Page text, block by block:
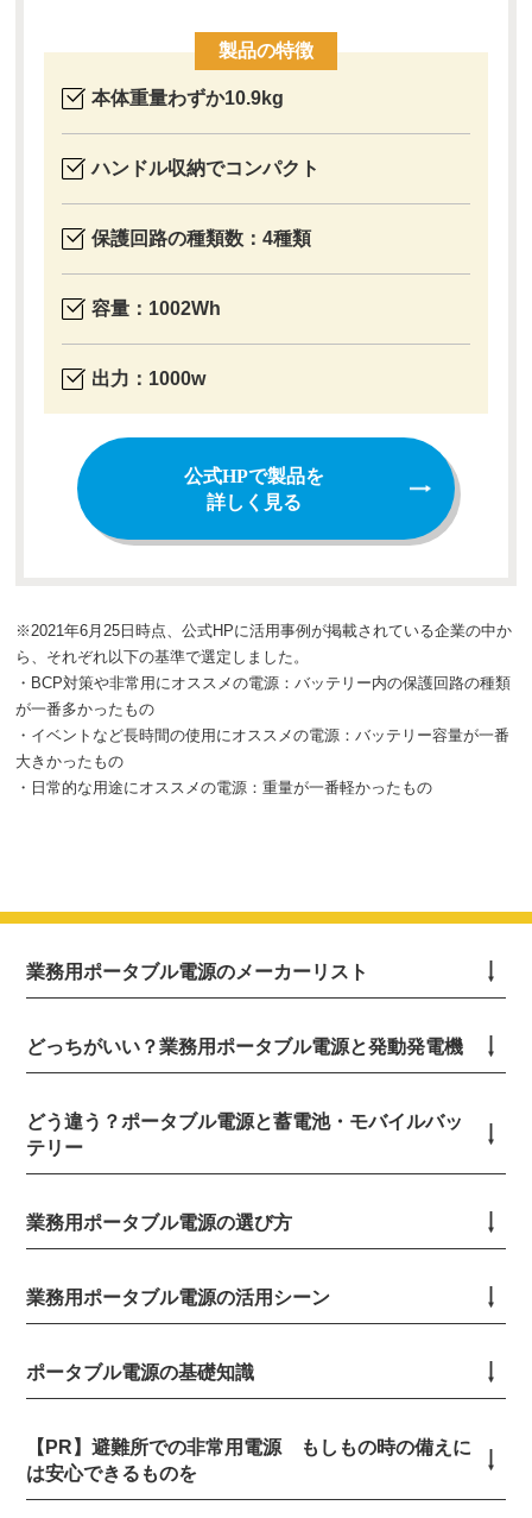
製品の特徴
本体重量わずか10.9kg
ハンドル収納でコンパクト
保護回路の種類数：4種類
容量：1002Wh
出力：1000w
公式HPで製品を
詳しく見る
※2021年6月25日時点、公式HPに活用事例が掲載されている企業の中か
ら、それぞれ以下の基準で選定しました。
・BCP対策や非常用にオススメの電源：バッテリー内の保護回路の種類
が一番多かったもの
・イベントなど長時間の使用にオススメの電源：バッテリー容量が一番
大きかったもの
・日常的な用途にオススメの電源：重量が一番軽かったもの
業務用ポータブル電源のメーカーリスト
どっちがいい？業務用ポータブル電源と発動発電機
どう違う？ポータブル電源と蓄電池・モバイルバッ
テリー
業務用ポータブル電源の選び方
業務用ポータブル電源の活用シーン
ポータブル電源の基礎知識
【PR】避難所での非常用電源 もしもの時の備えに
は安心できるものを